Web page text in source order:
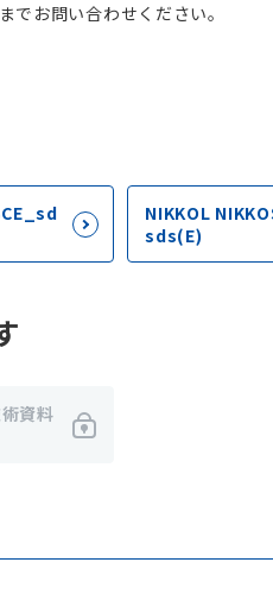
でお問い合わせください。
NIKKOL
sds(E)
資料